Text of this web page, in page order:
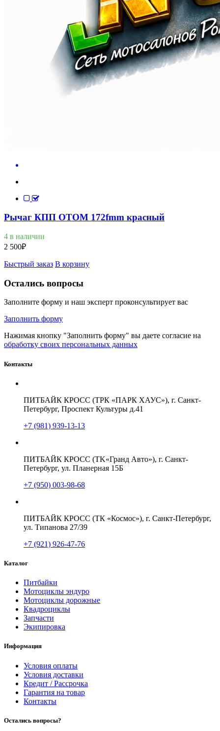
Рычаг КПП OTOM 172fmm красный
4 в наличии
2 500₽
Быстрый заказ В корзину
Остались вопросы
Заполните форму и наш эксперт проконсультирует вас
Заполнить форму
Нажимая кнопку "Заполнить форму" вы даете согласие на
обработку своих персональных данных
Контакты
ПИТБАЙК КРОСС (ТРК «ПАРК ХАУС»), г. Санкт-
Петербург, Проспект Культуры д.41
+7 (981) 939-13-13
ПИТБАЙК КРОСС (TK«Гранд Авто»), г. Санкт-
Петербург, ул. Планерная 15Б
+7 (950) 003-98-68
ПИТБАЙК КРОСС (ТК «Космос»), г. Санкт-Петербург,
ул. Типанова 27/39
+7 (921) 926-47-76
Каталог
Питбайки
Мотоциклы эндуро
Мотоциклы дорожные
Квадроциклы
Запчасти
Экипировка
Информация
Условия оплаты
Условия доставки
Кредит / Рассрочка
Гарантия на товар
Контакты
Остались вопросы?